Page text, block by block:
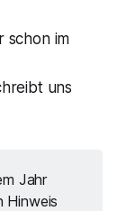
schon im
uns
Jahr
Hinweis